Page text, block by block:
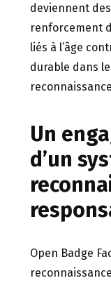
deviennent
renforcement
liés à l’âge
durable dans
Un
d’un
Open Badge